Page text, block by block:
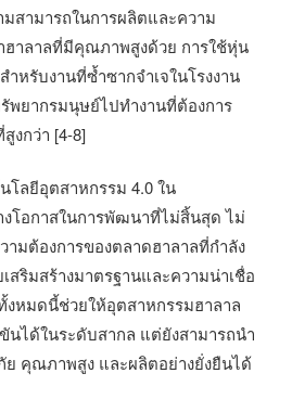
สามารถในการผลิตและความ
าลาลที่มีคุณภาพสูงด้วย การใช้หุ่น
หรับงานที่ซ้ำซากจำเจในโรงงาน
พยากรมนุษย์ไปทำงานที่ต้องการ
งกว่า [4-8]
โลยีอุตสาหกรรม 4.0 ใน
งโอกาสในการพัฒนาที่ไม่สิ้นสุด ไม่
ามต้องการของตลาดฮาลาลที่กำลัง
สริมสร้างมาตรฐานและความน่าเชื่อ
งหมดนี้ช่วยให้อุตสาหกรรมฮาลาล
นได้ในระดับสากล แต่ยังสามารถนำ
คุณภาพสูง และผลิตอย่างยั่งยืนได้